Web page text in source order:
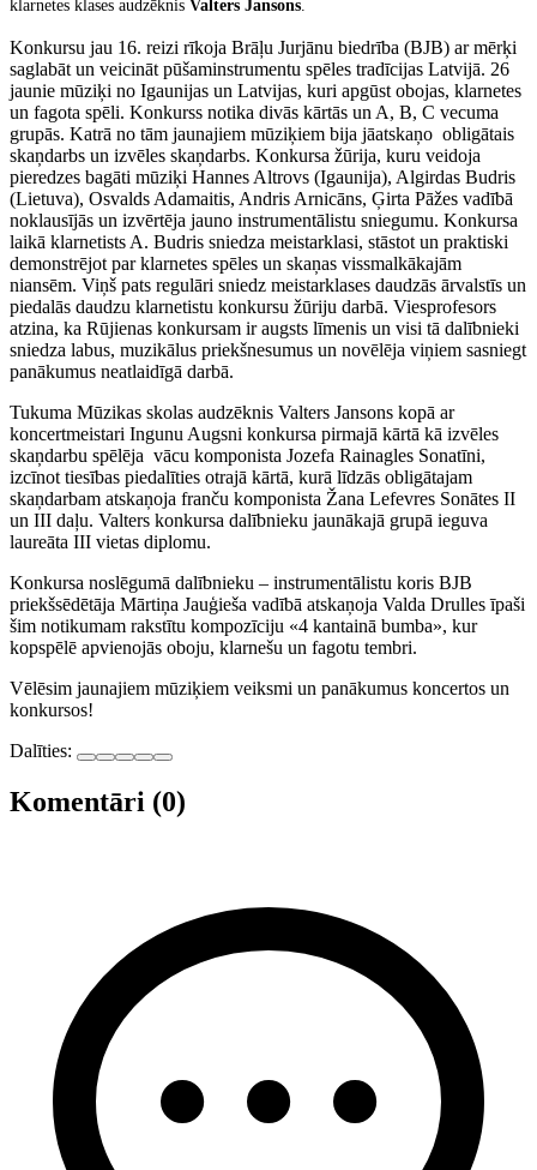
klarnetes klases audzēknis Valters Jansons
Konkursu jau 16. reizi rīkoja Brāļu Jurjānu biedrība (BJB) ar mērķi
saglabāt un veicināt pūšaminstrumentu spēles tradīcijas Latvijā. 26
jaunie mūziķi no Igaunijas un Latvijas, kuri apgūst obojas, klarnetes
un fagota spēli. Konkurss notika divās kārtās un A, B, C vecuma
grupās. Katrā no tām jaunajiem mūziķiem bija jāatskaņo obligātais
skaņdarbs un izvēles skaņdarbs. Konkursa žūrija, kuru veidoja
pieredzes bagāti mūziķi Hannes Altrovs (Igaunija), Algirdas Budris
(Lietuva), Osvalds Adamaitis, Andris Arnicāns, Ģirta Pāžes vadībā
noklausījās un izvērtēja jauno instrumentālistu sniegumu. Konkursa
laikā klarnetists A. Budris sniedza meistarklasi, stāstot un praktiski
demonstrējot par klarnetes spēles un skaņas vissmalkākajām
niansēm. Viņš pats regulāri sniedz meistarklases daudzās ārvalstīs un
piedalās daudzu klarnetistu konkursu žūriju darbā. Viesprofesors
atzina, ka Rūjienas konkursam ir augsts līmenis un visi tā dalībnieki
sniedza labus, muzikālus priekšnesumus un novēlēja viņiem sasniegt
panākumus neatlaidīgā darbā.
Tukuma Mūzikas skolas audzēknis Valters Jansons kopā ar
koncertmeistari Ingunu Augsni konkursa pirmajā kārtā kā izvēles
skaņdarbu spēlēja vācu komponista Jozefa Rainagles Sonatīni,
izcīnot tiesības piedalīties otrajā kārtā, kurā līdzās obligātajam
skaņdarbam atskaņoja franču komponista Žana Lefevres Sonātes II
un III daļu. Valters konkursa dalībnieku jaunākajā grupā ieguva
laureāta III vietas diplomu.
Konkursa noslēgumā dalībnieku – instrumentālistu koris BJB
priekšsēdētāja Mārtiņa Jauģieša vadībā atskaņoja Valda Drulles īpaši
šim notikumam rakstītu kompozīciju «4 kantainā bumba», kur
kopspēlē apvienojās oboju, klarnešu un fagotu tembri.
Vēlēsim jaunajiem mūziķiem veiksmi un panākumus koncertos un
konkursos!
Dalīties:
Komentāri (0)